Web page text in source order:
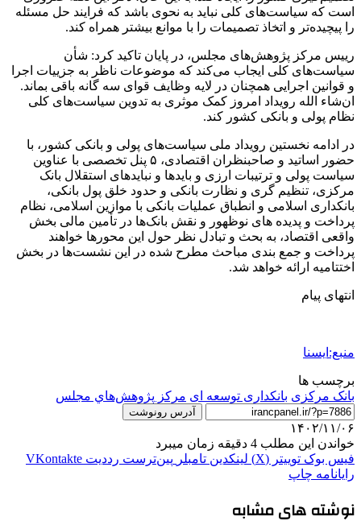
است که سیاست‌های کلی نباید به نحوی باشد که فرایند حل مسئله
را پیچیده‌تر و اتخاذ تصمیمات را با موانع بیشتر همراه کند.
رییس مرکز پژوهش‌های مجلس، در پایان تاکید کرد: شأن
سیاست‌های کلی ایجاب می‌کند که موضوعات ناظر به جزییات اجرا
و قوانین اجرایی همچنان در لایه وظایف قوای سه گانه باقی بماند.
ان‌شاء الله رویداد امروز کمک موثری به تدوین سیاست‌های کلی
نظام پولی و بانکی کشور کند.
در ادامه نخستین رویداد ملی سیاست‌های پولی و بانکی کشور، با
حضور اساتید و صاحبنظران اقتصادی، ۵ پنل تخصصی با عناوین
سیاست پولی و ترتیبات ارزی و بایدها و نبایدهای استقلال بانک
مرکزی، تنظیم گری و نظارت بانکی و حدود خلق پول بانکی،
بانکداری اسلامی و انطباق عملیات بانکی با موازین اسلامی، نظام
پرداخت و پدیده های نوظهور و نقش بانک‌ها در تأمین مالی بخش
واقعی اقتصاد، به بحث و تبادل نظر حول این محورها خواهند
پرداخت و جمع بندی مباحث مطرح شده در این نشست‌ها در بخش
اختتامیه ارائه خواهد شد.
انتهای پیام
منبع:ایسنا
برچسب ها
بانک مرکزی بانکداری توسعه ای مركز پژوهش‌هاي مجلس
آدرس رونوشت
۱۴۰۲/۱۱/۰۶
خواندن این مطلب 4 دقیقه زمان میبرد
فیس بوک توییتر (X) لینکدین ‫تامبلر ‫پین‌ترست ‫رددیت ‫VKontakte
رایانامه چاپ
نوشته های مشابه